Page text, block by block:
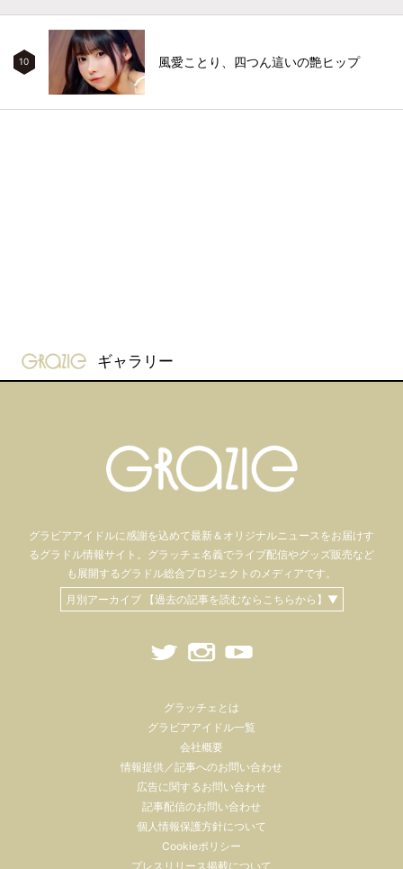
10 風愛ことり、四つん這いの艶ヒップ
gravure-grazie
ギャラリー
グラビアアイドルに感謝を込めて最新＆オリジナルニュースをお届けす
るグラドル情報サイト。 グラッチェ名義でライブ配信やグッズ販売など
も 展開するグラドル総合プロジェクトのメディアです。
月別アーカイブ 【過去の記事を読むならこちらから】▼
グラッチェとは
グラビアアイドル一覧
会社概要
情報提供／記事へのお問い合わせ
広告に関するお問い合わせ
記事配信のお問い合わせ
個人情報保護方針について
Cookieポリシー
プレスリリース掲載について